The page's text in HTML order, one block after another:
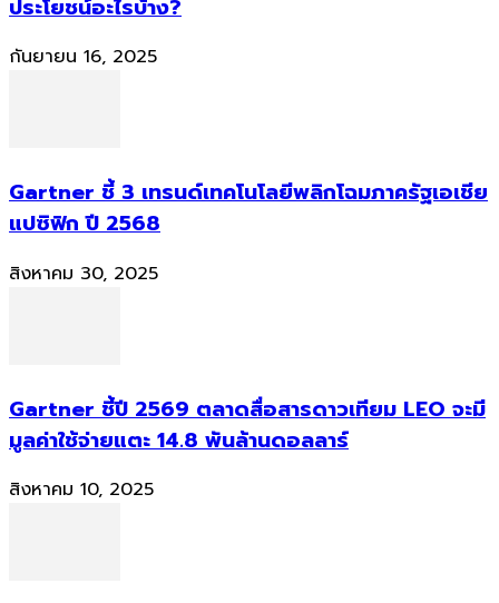
ประโยชน์อะไรบ้าง?
กันยายน 16, 2025
Gartner ชี้ 3 เทรนด์เทคโนโลยีพลิกโฉมภาครัฐเอเชีย
แปซิฟิก ปี 2568
สิงหาคม 30, 2025
Gartner ชี้ปี 2569 ตลาดสื่อสารดาวเทียม LEO จะมี
มูลค่าใช้จ่ายแตะ 14.8 พันล้านดอลลาร์
สิงหาคม 10, 2025